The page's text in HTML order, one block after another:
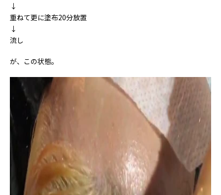
↓
重ねて更に塗布20分放置
↓
流し
が、この状態。